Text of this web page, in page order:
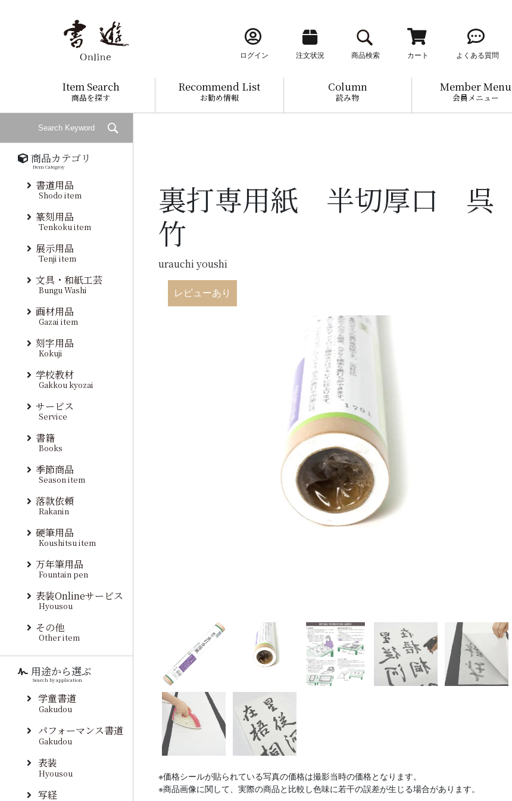
ログイン 注文状況 商品検索 カート よくある質問
Item Search
商品を探す
Recommend List
お勧め情報
Column
読み物
Member Menu
会員メニュー
裏打専用紙 半切厚口 呉
竹
urauchi youshi
レビューあり
※価格シールが貼られている写真の価格は撮影当時の価格となります。
※商品画像に関して、実際の商品と比較し色味に若干の誤差が生じる場合があります。
商品カテゴリ
Item Categroy
書道用品
Shodo item
篆刻用品
Tenkoku item
展示用品
Tenji item
文具・和紙工芸
Bungu Washi
画材用品
Gazai item
刻字用品
Kokuji
学校教材
Gakkou kyozai
サービス
Service
書籍
Books
季節商品
Season item
落款依頼
Rakanin
硬筆用品
Koushitsu item
万年筆用品
Fountain pen
表装Onlineサービス
Hyousou
その他
Other item
用途から選ぶ
Search by application
学童書道
Gakudou
パフォーマンス書道
Gakudou
表装
Hyousou
写経